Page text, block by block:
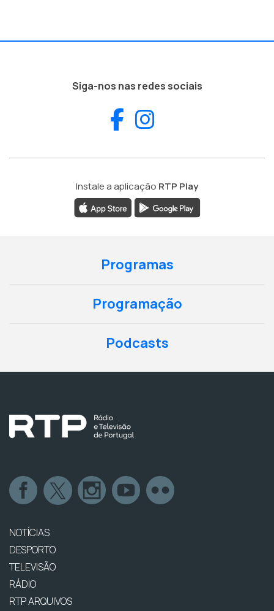
Siga-nos nas redes sociais
Facebook
Instale a aplicação RTP Play
Programas
Programação
Podcasts
NOTÍCIAS
DESPORTO
TELEVISÃO
RÁDIO
RTP ARQUIVOS